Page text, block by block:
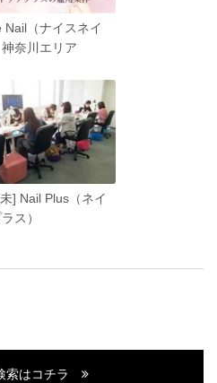
Nail（ナイスネイ
奈川エリア
] Nail Plus（ネイ
ス）
索はコチラ